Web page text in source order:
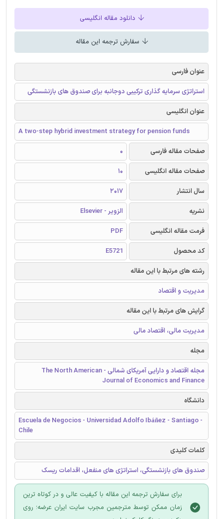
دانلود مقاله انگلیسی
سفارش ترجمه این مقاله
عنوان فارسی
استراتژی سرمایه گذاری ترکیبی دوجانبه برای صندوق های بازنشستگی
عنوان انگلیسی
A two-step hybrid investment strategy for pension funds
صفحات مقاله فارسی
0
صفحات مقاله انگلیسی
10
سال انتشار
2017
نشریه
الزویر - Elsevier
فرمت مقاله انگلیسی
PDF
کد محصول
E5721
رشته های مرتبط با این مقاله
مدیریت و اقتصاد
گرایش های مرتبط با این مقاله
مدیریت مالی، اقتصاد مالی
مجله
مجله اقتصاد و دارایی آمریکای شمالی - The North American
Journal of Economics and Finance
دانشگاه
Escuela de Negocios - Universidad Adolfo Ibáñez - Santiago -
Chile
کلمات کلیدی
صندوق های بازنشستگی، استراتژی های منفعل، اقدامات ریسک
برای سفارش ترجمه این مقاله با کیفیت عالی و در کوتاه ترین
زمان ممکن توسط مترجمین مجرب سایت ایران عرضه؛ روی